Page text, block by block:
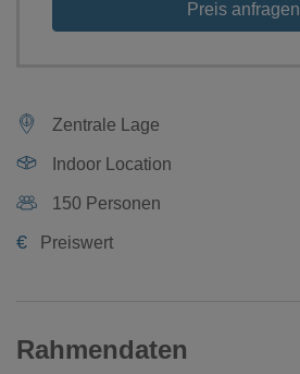
Preis anfragen
Zentrale Lage
Indoor Location
150 Personen
€ Preiswert
Rahmendaten